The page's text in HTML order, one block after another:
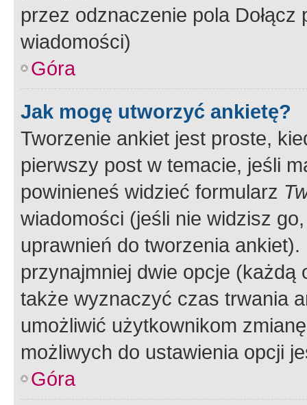
przez odznaczenie pola
wiadomości)
Góra
Jak mogę utworzyć ankietę?
Tworzenie ankiet jest proste,
pierwszy post w temacie, jeśli
powinieneś widzieć formularz
wiadomości (jeśli nie widzisz
uprawnień do tworzenia
przynajmniej dwie opcje
także wyznaczyć czas trwania
umożliwić użytkownikom
możliwych do ustawienia opcji
Góra